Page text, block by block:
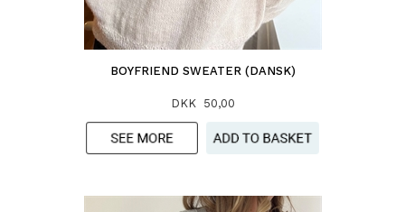
BOYFRIEND SWEATER (DANSK)
DKK 50,00